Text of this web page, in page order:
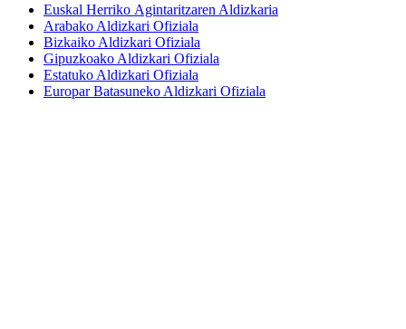
Euskal Herriko Agintaritzaren Aldizkaria
Arabako Aldizkari Ofiziala
Bizkaiko Aldizkari Ofiziala
Gipuzkoako Aldizkari Ofiziala
Estatuko Aldizkari Ofiziala
Europar Batasuneko Aldizkari Ofiziala